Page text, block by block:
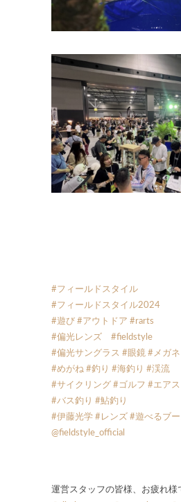
#フィールドスタイル
#フィールドスタイル2024
#遊び #アウトドア #rarts
#偏光レンズ
#fieldstyle
#偏光サングラス #眼鏡 #メガネ
#めがね #釣り #海釣り #渓流
#サイクリング #ゴルフ #エア
#バス釣り #鮎釣り
#伊藤光学 #レンズ #遊べるブー
@fieldstyle_official
運営スタッフの皆様、お疲れ様